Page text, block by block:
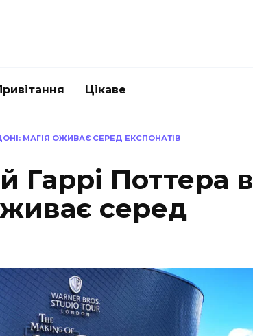
Цікаве
МАГІЯ ОЖИВАЄ СЕРЕД ЕКСПОНАТІВ
Гаррі Поттера в
серед